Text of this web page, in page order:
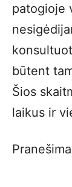
patogioje
būtent
Šios
laikus ir